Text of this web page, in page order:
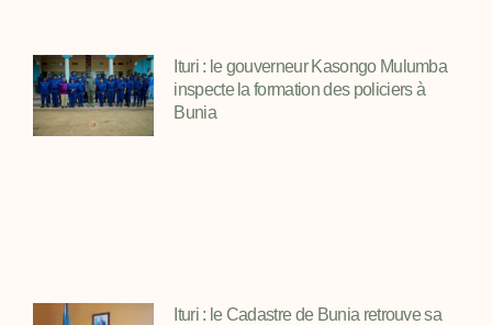
Ituri : le gouverneur Kasongo Mulumba
inspecte la formation des policiers à
Bunia
Ituri : le Cadastre de Bunia retrouve sa